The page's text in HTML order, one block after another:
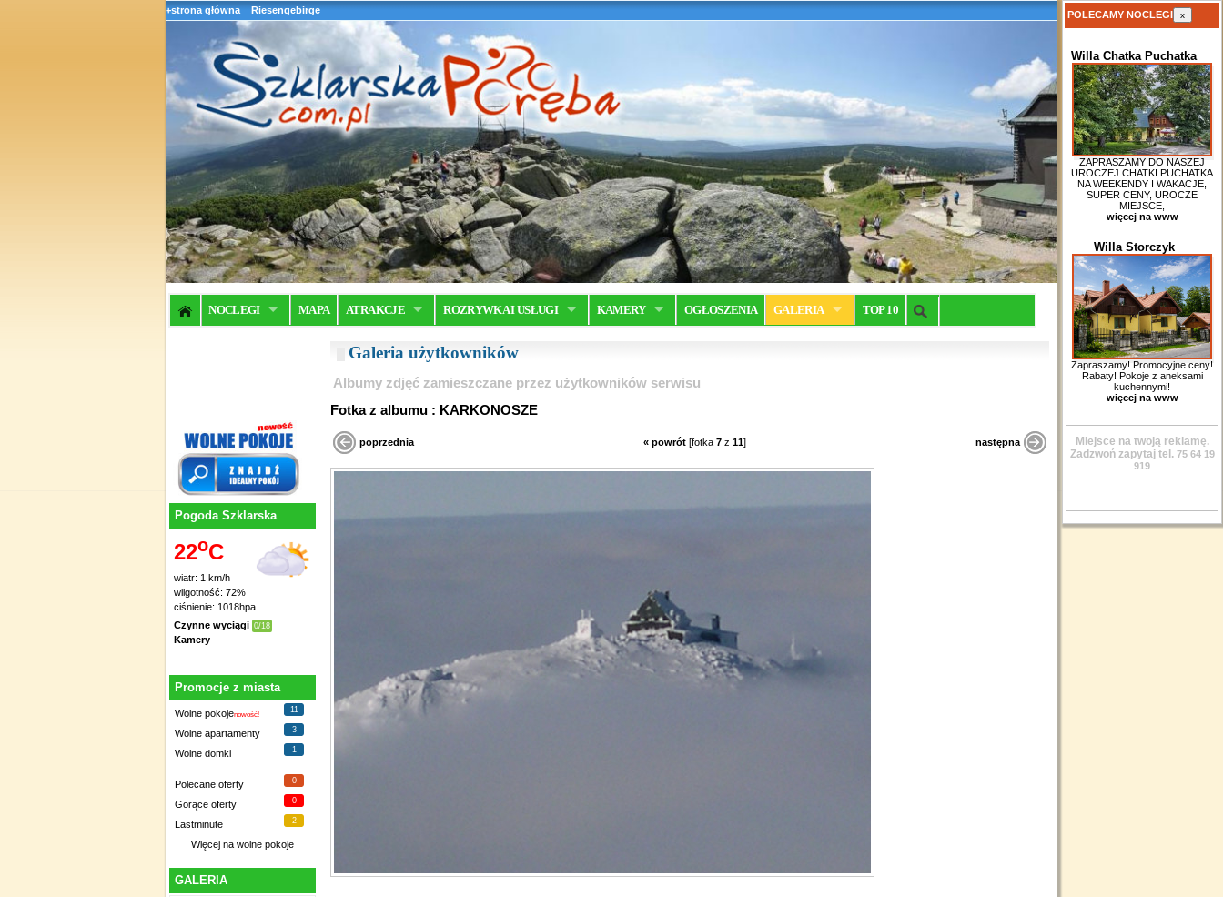
+strona główna Riesengebirge
NOCLEGI MAPA ATRAKCJE ROZRYWKA I USŁUGI KAMERY OGŁOSZENIA GALERIA TOP 10
Pogoda Szklarska
22oC
wiatr: 1 km/h
wilgotność: 72%
ciśnienie: 1018hpa
Czynne wyciągi 0/18
Kamery
Promocje z miasta
Wolne pokojenowość!
11
Wolne apartamenty 3
Wolne domki 1
Polecane oferty 0
Gorące oferty 0
Lastminute 2
Więcej na wolne pokoje
GALERIA
Galeria użytkowników
Albumy zdjęć zamieszczane przez użytkowników serwisu
Fotka z albumu : KARKONOSZE
poprzednia « powrót [fotka 7 z 11] następna
POLECAMY NOCLEGI x
Willa Chatka Puchatka
ZAPRASZAMY DO NASZEJ
UROCZEJ CHATKI PUCHATKA
NA WEEKENDY I WAKACJE,
SUPER CENY, UROCZE
MIEJSCE,
więcej na www
Willa Storczyk
Zapraszamy! Promocyjne ceny!
Rabaty! Pokoje z aneksami
kuchennymi!
więcej na www
Miejsce na twoją reklamę.
Zadzwoń zapytaj tel. 75 64 19
919